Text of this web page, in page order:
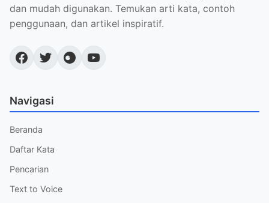
dan mudah digunakan. Temukan arti kata, contoh
penggunaan, dan artikel inspiratif.
Navigasi
Beranda
Daftar Kata
Pencarian
Text to Voice